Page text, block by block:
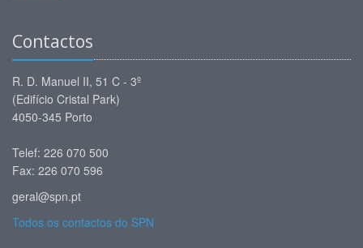
Contactos
R. D. Manuel II, 51 C - 3º
(Edifício Cristal Park)
4050-345 Porto
Telef: 226 070 500
Fax: 226 070 596
geral@spn.pt
Todos os contactos do SPN